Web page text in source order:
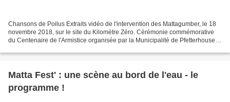
Chansons de Poilus Extraits vidéo de l'intervention des Mattagumber, le 18
novembre 2018, sur le site du Kilomètre Zéro. Cérémonie commémorative
du Centenaire de l'Armistice organisée par la Municipalité de Pfetterhouse,
Matta Fest' : une scène au bord de l'eau - le
programme !